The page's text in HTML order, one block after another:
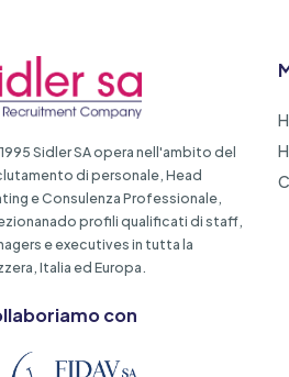
Sidler SA opera nell'ambito del
di personale, Head
e Consulenza Professionale,
profili qualificati di staff,
e executives in tutta la
Italia ed Europa.
con